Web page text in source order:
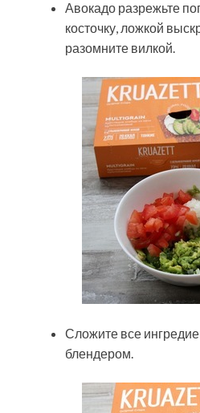
Авокадо разрежьте
косточку, ложкой
разомните вилкой.
Сложите все
блендером.